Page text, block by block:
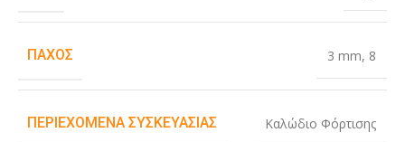
ΠΆΧΟΣ 3 mm, 8
ΠΕΡΙΕΧΌΜΕΝΑ ΣΥΣΚΕΥΑΣΊΑΣ Καλώδιο Φόρτισης